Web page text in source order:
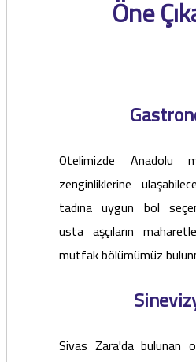
Öne
Otelimizde Anadolu
zenginliklerine
tadına uygun bol
usta aşçıların
mutfak bölümümüz
Sivas Zara'da bulunan